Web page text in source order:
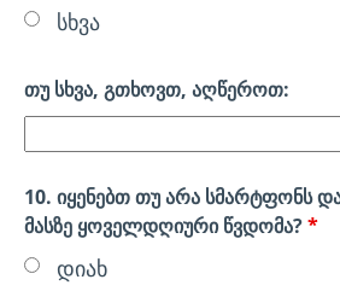
სხვა
თუ სხვა, გთხოვთ, აღწეროთ:
10. იყენებთ თუ არა სმარტფონს
მასზე ყოველდღიური წვდომა?*
დიახ